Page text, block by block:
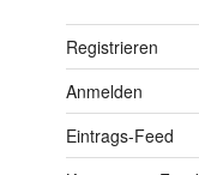
Registrieren
Anmelden
Eintrags-Feed